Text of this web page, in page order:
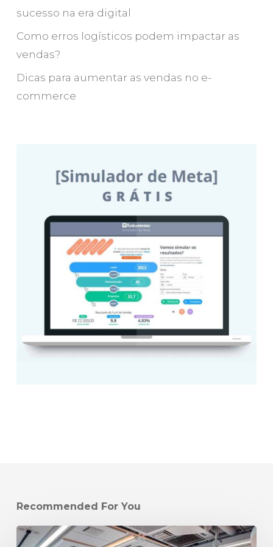
sucesso na era digital
Como erros logísticos podem impactar as
vendas?
Dicas para aumentar as vendas no e-
commerce
Recommended For You
Como